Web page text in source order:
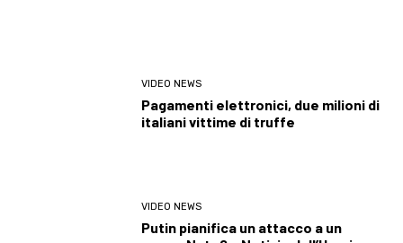
VIDEO NEWS
Pagamenti elettronici, due milioni di
italiani vittime di truffe
VIDEO NEWS
Putin pianifica un attacco a un